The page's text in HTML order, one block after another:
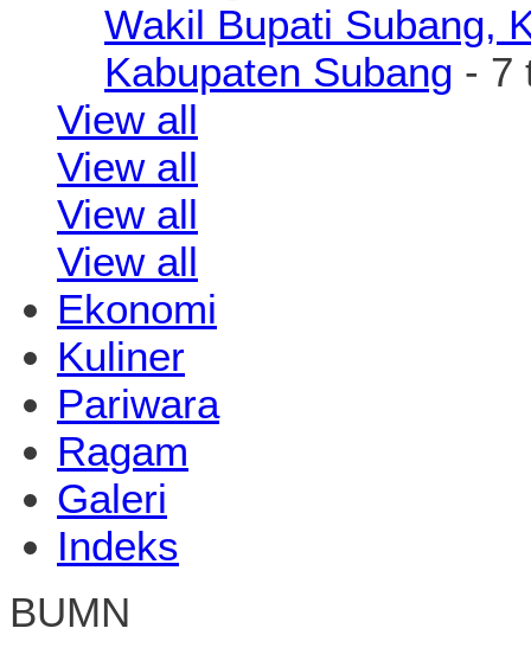
Wakil Bupati Subang,
Kabupaten Subang - 7
View all
View all
View all
View all
Ekonomi
Kuliner
Pariwara
Ragam
Galeri
Indeks
BUMN